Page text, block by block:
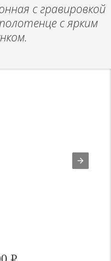
с гравировкой
с ярким